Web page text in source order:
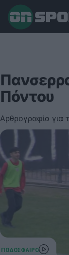
Πόντου
Αρθρογραφία